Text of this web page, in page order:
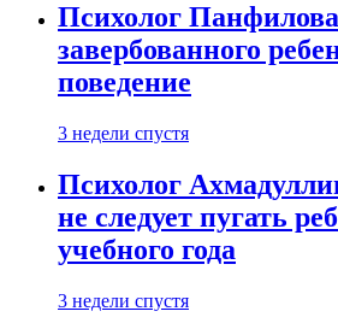
Психолог
завербованного
поведение
3 недели спустя
Психолог
не следует пугать
учебного года
3 недели спустя